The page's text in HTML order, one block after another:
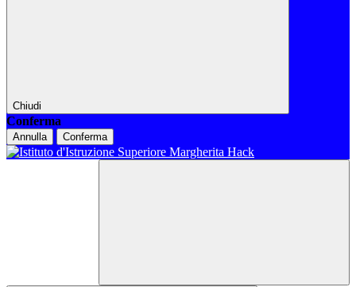
Chiudi
Conferma
Annulla Conferma